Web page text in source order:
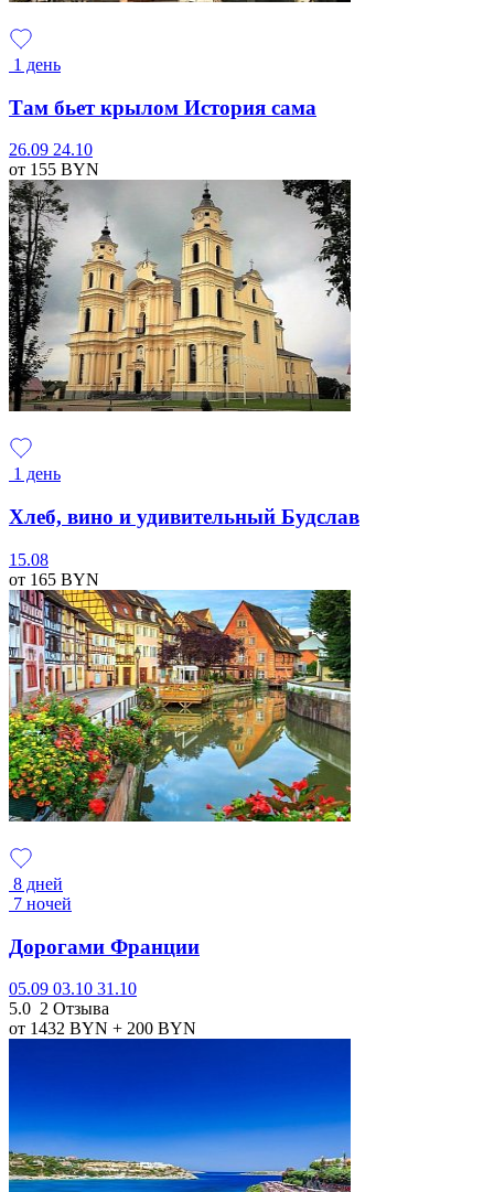
1 день
Там бьет крылом История сама
26.09 24.10
от 155 BYN
1 день
Хлеб, вино и удивительный Будслав
15.08
от 165 BYN
8 дней
7 ночей
Дорогами Франции
05.09 03.10 31.10
5.0 2 Отзыва
от 1432 BYN + 200 BYN